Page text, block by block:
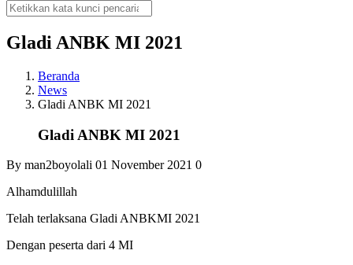
Gladi ANBK MI 2021
Beranda
News
Gladi ANBK MI 2021
Gladi ANBK MI 2021
By man2boyolali 01 November 2021 0
Alhamdulillah
Telah terlaksana Gladi ANBKMI 2021
Dengan peserta dari 4 MI